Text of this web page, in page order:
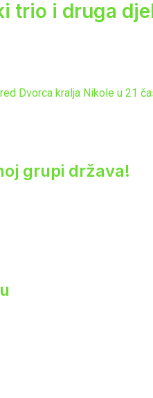
trio i druga
Dvorca kralja Nikole u 21
grupi država!